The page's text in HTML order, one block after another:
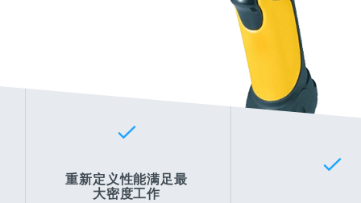

重新定义性能满足最
大密度工作
